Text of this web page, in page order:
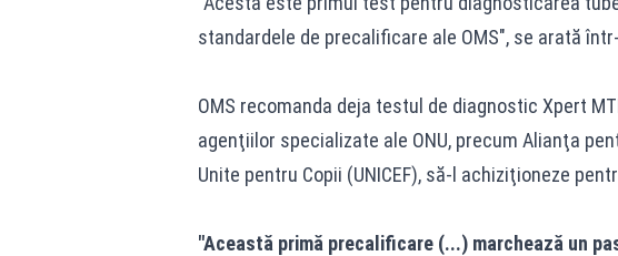
standardele de precalificare ale OMS", se arată
OMS recomanda deja testul de diagnostic Xpert
agenţiilor specializate ale ONU, precum Alianţa
Unite pentru Copii (UNICEF), să-l achiziţioneze
"Această primă precalificare (...) marchează un